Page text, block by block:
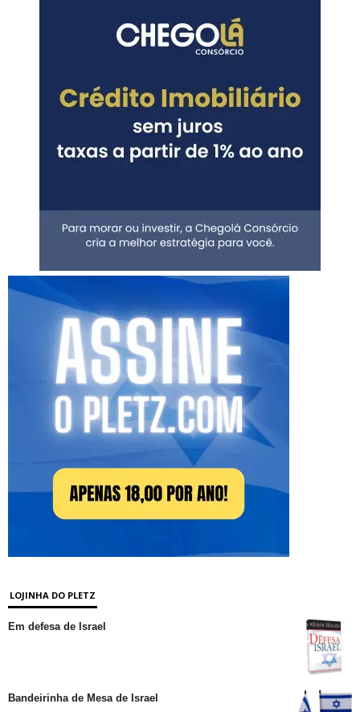
LOJINHA DO PLETZ
Em defesa de Israel
Bandeirinha de Mesa de Israel